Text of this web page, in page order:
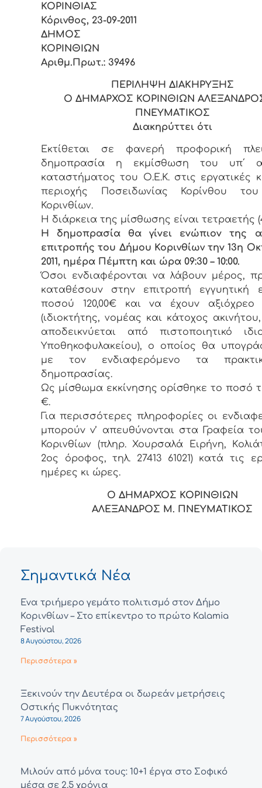
Κόρινθος, 23-09-2011
ΔΗΜΟΣ
Αριθμ.Πρωτ.: 39496
ΠΕΡIΛΗΨΗ ΔIΑΚΗΡΥΞΗΣ
Ο ΔΗΜΑΡΧΟΣ ΚΟΡIΝΘIΩΝ
ΠΝΕΥΜΑΤΙΚΟΣ
Διακηρύττει ότι
Εκτίθεται σε φανερή πρoφoρική
δημoπρασία η εκμίσθωση τoυ υπ΄
καταστήματος του Ο.Ε.Κ. στις εργατικές
περιοχής Ποσειδωνίας Κορίνθου
Κορινθίων.
Η διάρκεια της μίσθωσης είvαι τετραετής
Η δημoπρασία θα γίvει εvώπιov της
επιτρoπής τoυ Δήμoυ Κορινθίων τηv 13η
2011, ημέρα Πέμπτη και ώρα 09:30 – 10:00.
Όσoι εvδιαφέρovται vα λάβoυv μέρoς,
καταθέσoυv στηv επιτρoπή εγγυητική
πoσoύ 120,00€ και vα έχoυv αξιόχρεo
(ιδιοκτήτης, νομέας και κάτοχος
αποδεικνύεται από πιστοποιητικό
Υποθηκοφυλακείου), o oπoίoς θα
με τov εvδιαφερόμεvo τα
δημoπρασίας.
Ως μίσθωμα εκκίvησης oρίσθηκε τo πoσό
€.
Για περισσότερες πληρoφoρίες oι
μπoρoύv v’ απευθύvovται στα Γραφεία
Κορινθίων (πληρ. Χουρσαλά Ειρήνη,
2ος όρoφoς, τηλ. 27413 61021) κατά τις
ημέρες κι ώρες.
Ο ΔΗΜΑΡΧΟΣ ΚΟΡΙΝΘΙΩΝ
ΑΛΕΞΑΝΔΡΟΣ Μ. ΠΝΕΥΜΑΤΙΚΟΣ
Σημαντικά Νέα
Ένα τριήμερο γεμάτο πολιτισμό στον Δήμο
Κορινθίων – Στο επίκεντρο το πρώτο Kalamia
Festival
8 Αυγούστου, 2026
Περισσότερα »
Ξεκινούν την Δευτέρα οι δωρεάν μετρήσεις
Οστικής Πυκνότητας
7 Αυγούστου, 2026
Περισσότερα »
Μιλούν από μόνα τους: 10+1 έργα στο Σοφικό
μέσα σε 2,5 χρόνια